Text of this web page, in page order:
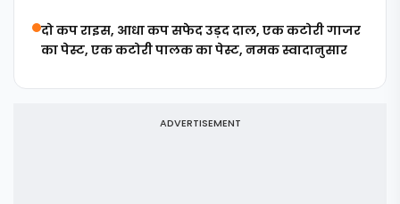
दो कप राइस, आधा कप सफेद उड़द दाल, एक कटोरी गाजर
का पेस्ट, एक कटोरी पालक का पेस्ट, नमक स्वादानुसार
ADVERTISEMENT